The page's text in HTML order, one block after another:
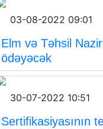
03-08-2022 09:01
Elm və Təhsil
ödəyəcək
30-07-2022 10:51
Sertifikasiyasının